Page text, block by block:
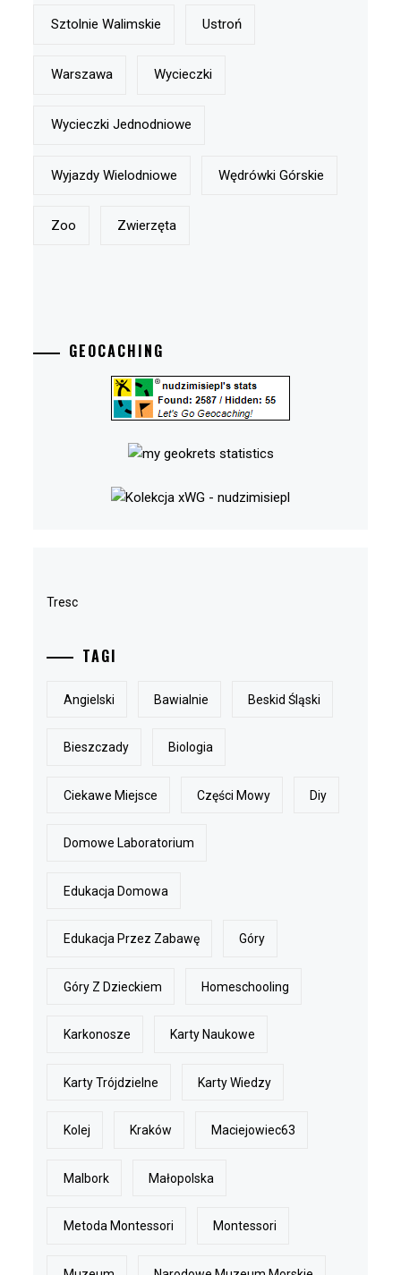
Sztolnie Walimskie Ustroń
Warszawa Wycieczki
Wycieczki Jednodniowe
Wyjazdy Wielodniowe Wędrówki Górskie
Zoo Zwierzęta
GEOCACHING
Tresc
TAGI
Angielski Bawialnie Beskid Śląski
Bieszczady Biologia
Ciekawe Miejsce Części Mowy Diy
Domowe Laboratorium
Edukacja Domowa
Edukacja Przez Zabawę Góry
Góry Z Dzieckiem Homeschooling
Karkonosze Karty Naukowe
Karty Trójdzielne Karty Wiedzy
Kolej Kraków Maciejowiec63
Malbork Małopolska
Metoda Montessori Montessori